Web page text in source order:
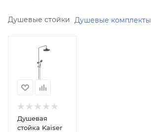
Душевые стойки Душевые комплекты
Минимальная
14400.00
Реквизиты
Душ,
Товар,
00-
011471990
Душевая
стойка Kaiser